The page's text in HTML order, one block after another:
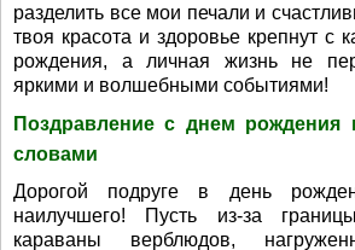
разделить все мои печали и
твоя красота и здоровье крепнут с
рождения, а личная жизнь не
яркими и волшебными событиями!
Поздравление с днем рождения
словами
Дорогой подруге в день
наилучшего! Пусть из-за
караваны верблюдов,